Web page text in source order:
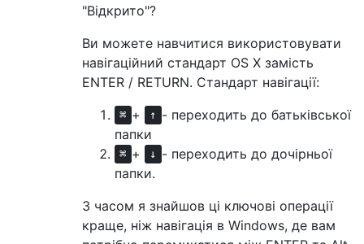
"Відкрито"?
Ви можете навчитися використовувати
навігаційний стандарт OS X замість
ENTER / RETURN. Стандарт навігації:
⌘ + ↑ - переходить до батьківської
папки
⌘ + ↓ - переходить до дочірньої
папки.
З часом я знайшов ці ключові операції
краще, ніж навігація в Windows, де вам